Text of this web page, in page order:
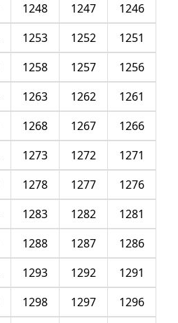
1246
1247
1248
1251
1252
1253
1256
1257
1258
1261
1262
1263
1266
1267
1268
1271
1272
1273
1276
1277
1278
1281
1282
1283
1286
1287
1288
1291
1292
1293
1296
1297
1298